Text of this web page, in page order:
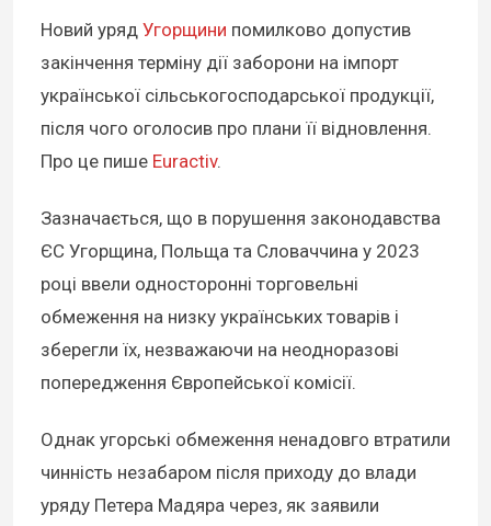
Новий уряд Угорщини помилково допустив
закінчення терміну дії заборони на імпорт
української сільськогосподарської продукції,
після чого оголосив про плани її відновлення.
Про це пише Euractiv.
Зазначається, що в порушення законодавства
ЄС Угорщина, Польща та Словаччина у 2023
році ввели односторонні торговельні
обмеження на низку українських товарів і
зберегли їх, незважаючи на неодноразові
попередження Європейської комісії.
Однак угорські обмеження ненадовго втратили
чинність незабаром після приходу до влади
уряду Петера Мадяра через, як заявили